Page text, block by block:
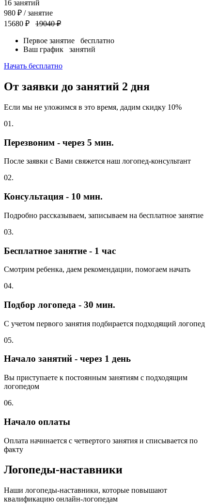
16 занятий
980 ₽ / занятие
15680 ₽
19040 ₽
Первое занятие бесплатно
Ваш график занятий
Начать бесплатно
От заявки до занятий 2 дня
Если мы не уложимся в это время, дадим скидку 10%
01.
Перезвоним - через 5 мин.
После заявки с Вами свяжется наш логопед-консультант
02.
Консультация - 10 мин.
Подробно рассказываем, записываем на бесплатное занятие
03.
Бесплатное занятие - 1 час
Смотрим ребенка, даем рекомендации, помогаем начать
04.
Подбор логопеда - 30 мин.
С учетом первого занятия подбирается подходящий логопед
05.
Начало занятий - через 1 день
Вы приступаете к постоянным занятиям с подходящим
логопедом
06.
Начало оплаты
Оплата начинается с четвертого занятия и списывается по
факту
Логопеды-наставники
Наши логопеды-наставники, которые повышают
квалификацию онлайн-логопедам